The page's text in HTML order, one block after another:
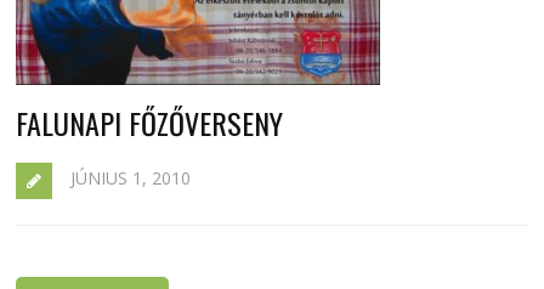
FALUNAPI FŐZŐVERSENY
JÚNIUS 1, 2010